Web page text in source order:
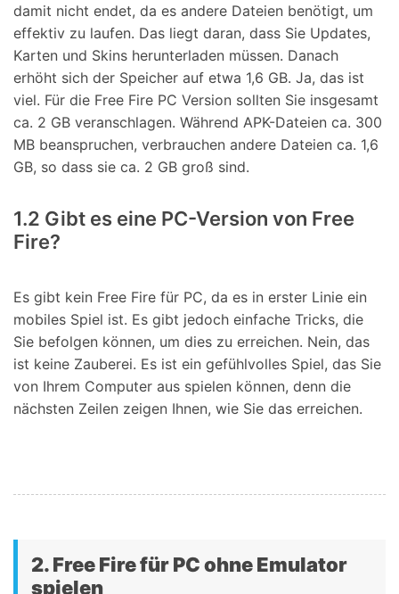
damit nicht endet, da es andere Dateien benötigt, um
effektiv zu laufen. Das liegt daran, dass Sie Updates,
Karten und Skins herunterladen müssen. Danach
erhöht sich der Speicher auf etwa 1,6 GB. Ja, das ist
viel. Für die Free Fire PC Version sollten Sie insgesamt
ca. 2 GB veranschlagen. Während APK-Dateien ca. 300
MB beanspruchen, verbrauchen andere Dateien ca. 1,6
GB, so dass sie ca. 2 GB groß sind.
1.2 Gibt es eine PC-Version von Free
Fire?
Es gibt kein Free Fire für PC, da es in erster Linie ein
mobiles Spiel ist. Es gibt jedoch einfache Tricks, die
Sie befolgen können, um dies zu erreichen. Nein, das
ist keine Zauberei. Es ist ein gefühlvolles Spiel, das Sie
von Ihrem Computer aus spielen können, denn die
nächsten Zeilen zeigen Ihnen, wie Sie das erreichen.
2. Free Fire für PC ohne Emulator
spielen